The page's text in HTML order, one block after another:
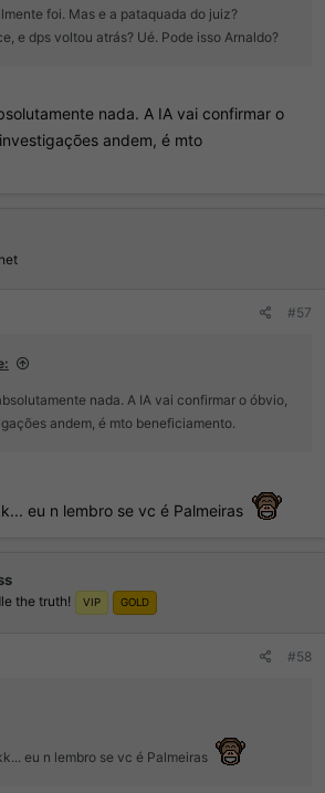
foi. Mas e a pataquada do juiz?
e dps voltou atrás? Ué. Pode isso Arnaldo?
nada. A IA vai confirmar o
andem, é mto
#57
nada. A IA vai confirmar o óbvio,
andem, é mto beneficiamento.
eu n lembro se vc é Palmeiras
the truth! VIP GOLD
#58
eu n lembro se vc é Palmeiras